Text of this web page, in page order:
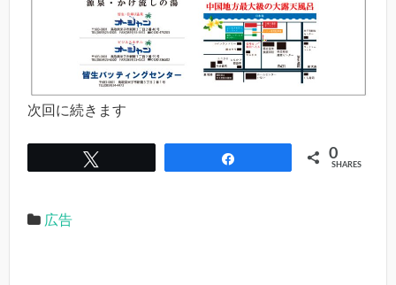
次回に続きます
0
SHARES
広告